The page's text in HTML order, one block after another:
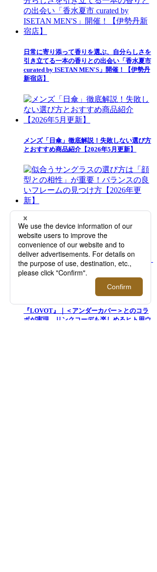
日常に寄り添って香りを選ぶ、自分らしさを
引き立てる一本の香りとの出会い「香水夏市
curated by ISETAN MEN'S」開催！【伊勢丹
新宿店】
メンズ「日傘」徹底解説！失敗しない選び方
とおすすめ商品紹介【2026年5月更新】
似合うサングラスの選び方は「顔型との相
性」が重要！バランスの良いフレームの見つ
け方【2026年更新】
『LOVOT』｜＜アンダーカバー＞とのコラ
ボが実現。リンクコーデも楽しめるヒト用ウ